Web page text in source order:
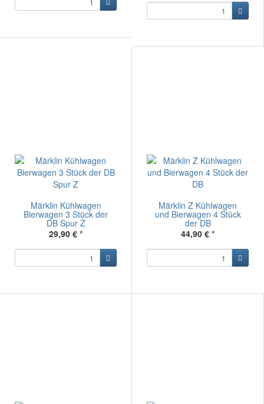
Märklin Kühlwagen
Bierwagen 3 Stück der
DB Spur Z
29,90 € *
Märklin Z Kühlwagen
und Bierwagen 4 Stück
der DB
44,90 € *